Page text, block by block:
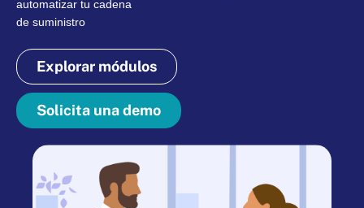
automatizar tu cadena
de suministro
Explorar módulos
Solicita una demo